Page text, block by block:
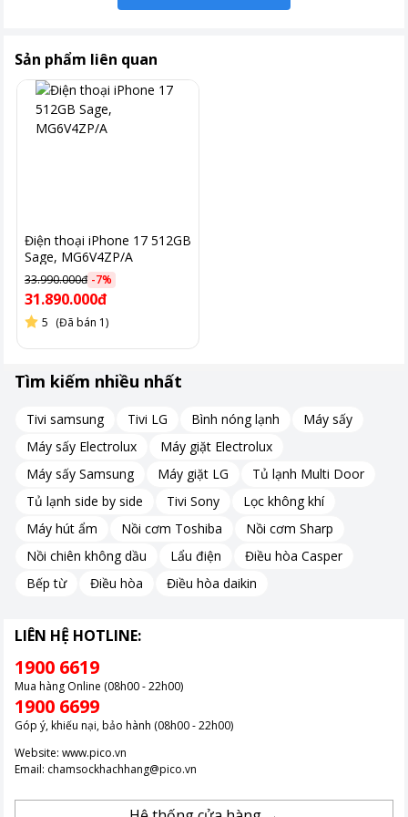
Sản phẩm liên quan
Điện thoại iPhone 17 512GB
Sage, MG6V4ZP/A
33.990.000đ -7%
31.890.000đ
5 (Đã bán 1)
Tìm kiếm nhiều nhất
Tivi samsung Tivi LG Bình nóng lạnh
Máy sấy
Máy sấy Electrolux
Máy giặt Electrolux
Máy sấy Samsung
Máy giặt LG
Tủ lạnh Multi Door
Tủ lạnh side by side
Tivi Sony
Lọc không khí
Máy hút ẩm
Nồi cơm Toshiba
Nồi cơm Sharp
Nồi chiên không dầu
Lẩu điện
Điều hòa Casper
Bếp từ
Điều hòa Điều hòa daikin
LIÊN HỆ HOTLINE:
1900 6619
Mua hàng Online (08h00 - 22h00)
1900 6699
Góp ý, khiếu nại, bảo hành (08h00 - 22h00)
Website: www.pico.vn
Email: chamsockhachhang@pico.vn